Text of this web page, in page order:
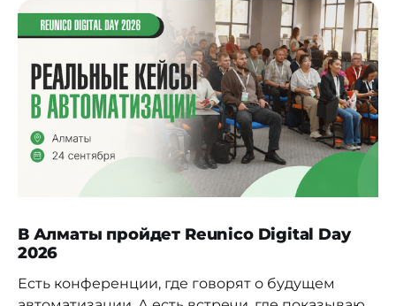
В Алматы пройдет Reunico Digital Day
2026
Есть конференции, где говорят о будущем